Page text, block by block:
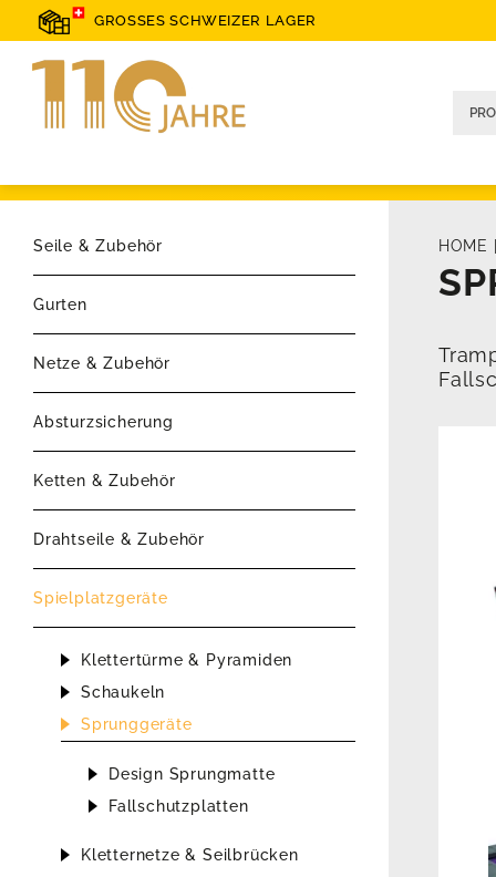
GROSSES SCHWEIZER LAGER
Seile & Zubehör
Gurten
Netze & Zubehör
Absturzsicherung
Ketten & Zubehör
Drahtseile & Zubehör
Spielplatzgeräte
Klettertürme & Pyramiden
Schaukeln
Sprunggeräte
Design Sprungmatte
Fallschutzplatten
Kletternetze & Seilbrücken
HOME